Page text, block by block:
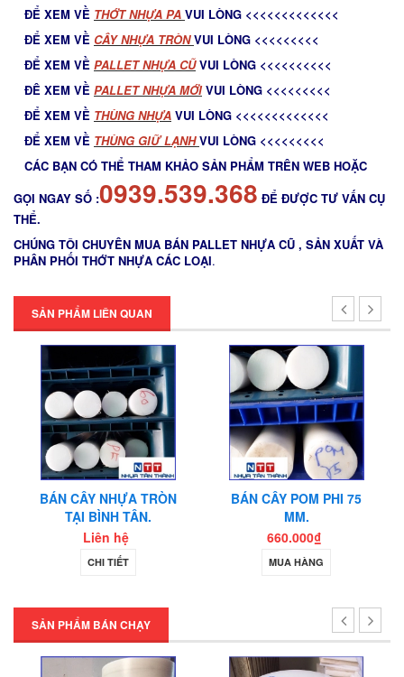
ĐỂ XEM VỀ THỚT NHỰA PA VUI LÒNG <<<<<<<<<<<<<
ĐỂ XEM VỀ CÂY NHỰA TRÒN VUI LÒNG <<<<<<<<<
ĐỂ XEM VỀ PALLET NHỰA CŨ VUI LÒNG <<<<<<<<<<
ĐÊ XEM VỀ PALLET NHỰA MỚI VUI LÒNG <<<<<<<<<
ĐỂ XEM VỀ THÙNG NHỰA VUI LÒNG <<<<<<<<<<<<<
ĐỂ XEM VỀ THÙNG GIỮ LẠNH VUI LÒNG <<<<<<<<<
CÁC BẠN CÓ THỂ THAM KHẢO SẢN PHẨM TRÊN WEB HOẶC
GỌI NGAY SỐ :0939.539.368 ĐỂ ĐƯỢC TƯ VẤN CỤ
THỂ.
CHÚNG TÔI CHUYÊN MUA BÁN PALLET NHỰA CŨ , SẢN XUẤT VÀ
PHÂN PHỐI THỚT NHỰA CÁC LOẠI.
SẢN PHẨM LIÊN QUAN
BÁN CÂY NHỰA TRÒN
TẠI BÌNH TÂN.
Liên hệ
CHI TIẾT
BÁN CÂY POM PHI 75
MM.
660.000₫
MUA HÀNG
SẢN PHẨM BÁN CHẠY